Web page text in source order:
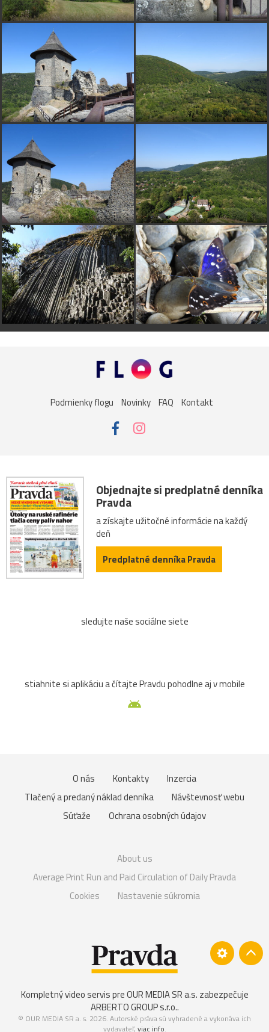
Podmienky flogu Novinky FAQ Kontakt
Objednajte si predplatné denníka
Pravda
a získajte užitočné informácie na každý
deň
Predplatné denníka Pravda
sledujte naše sociálne siete
stiahnite si aplikáciu a čítajte Pravdu pohodlne aj v mobile
O nás Kontakty
Inzercia
Tlačený a predaný náklad denníka
Návštevnosť webu
Súťaže
Ochrana osobných údajov
About us
Average Print Run and Paid Circulation of Daily Pravda
Cookies
Nastavenie súkromia
Kompletný video servis pre OUR MEDIA SR a.s. zabezpečuje
ARBERTO GROUP s.r.o..
© OUR MEDIA SR a. s. 2026. Autorské práva sú vyhradené a vykonáva ich
vydavateľ, viac info.